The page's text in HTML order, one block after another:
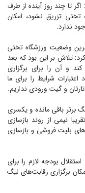
تا چند روز آینده از طرف
تختی تزریق نشود، امکان
ندارد.
وضعیت ورزشگاه تختی
تلاش بر این بود که بعد
کند و آن را برای برگزاری
اعتبارات شرایط را برای ما
و گیت ورودی نداریم.
برتر باقی مانده و یکسری
نیمی از روند بازسازی
بلیت فروشی و بازسازی
بودجه لازم را برای
برگزاری رقابت‌های لیگ